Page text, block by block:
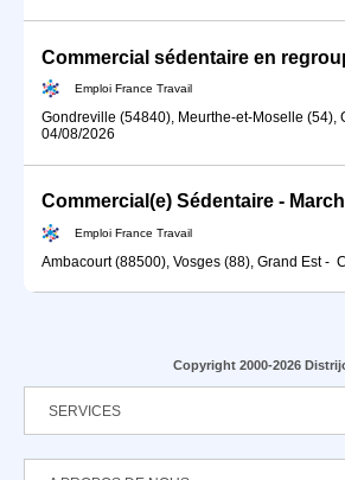
Emploi France Travail
Gondreville (54840), Meurthe-et-Moselle (54),
04/08/2026
Emploi France Travail
Ambacourt (88500), Vosges (88), Grand Est-
Copyright 2000-2026
SERVICES